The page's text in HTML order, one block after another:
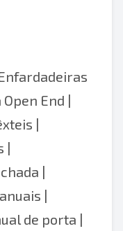
End |
|
|
|
|
de porta |